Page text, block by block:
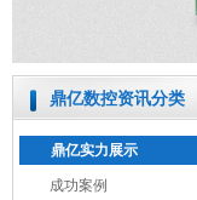
鼎亿数控资讯分类
鼎亿实力展示
成功案例